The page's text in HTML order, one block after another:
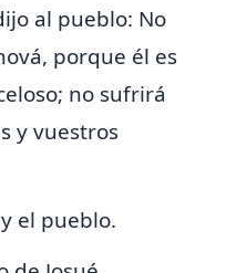
al pueblo: No
porque él es
no sufrirá
y vuestros
el pueblo.